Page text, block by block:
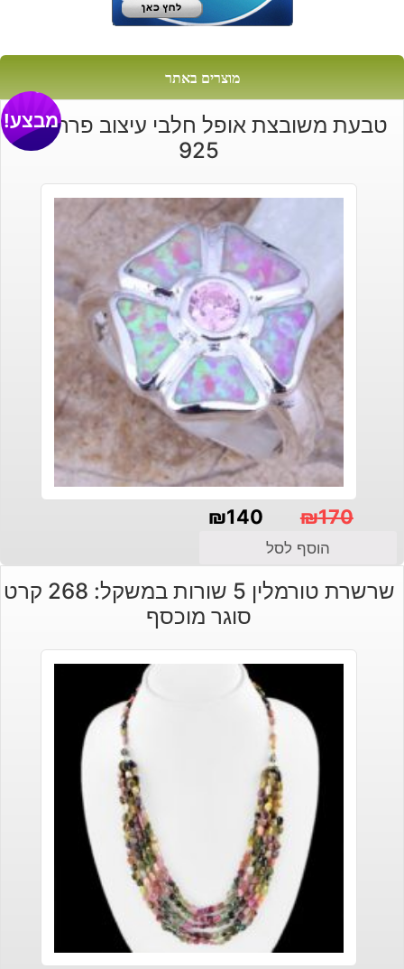
מוצרים באתר
טבעת משובצת אופל חלבי עיצוב פרח כסף
925
מבצע!
₪170
המקורי
היה:
₪140
הנוכחי
הוא:
הוסף לסל
שרשרת טורמלין 5 שורות במשקל: 268 קרט
סוגר מוכסף